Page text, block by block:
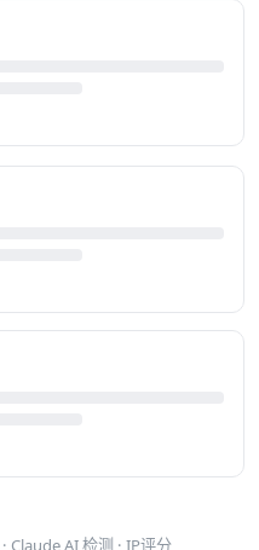
· Claude AI 检测 · IP评分